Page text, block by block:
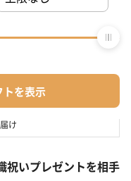
け
祝いプレゼントを相手